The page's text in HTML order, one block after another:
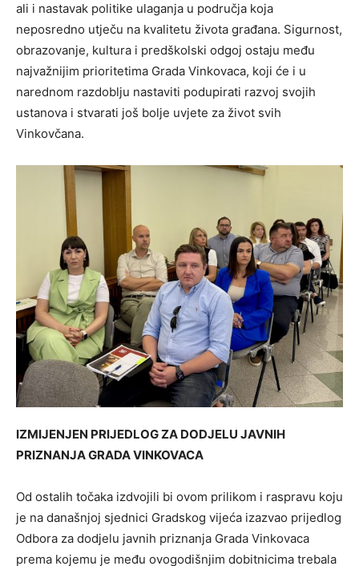
ali i nastavak politike ulaganja u područja koja
neposredno utječu na kvalitetu života građana. Sigurnost,
obrazovanje, kultura i predškolski odgoj ostaju među
najvažnijim prioritetima Grada Vinkovaca, koji će i u
narednom razdoblju nastaviti podupirati razvoj svojih
ustanova i stvarati još bolje uvjete za život svih
Vinkovčana.
IZMIJENJEN PRIJEDLOG ZA DODJELU JAVNIH
PRIZNANJA GRADA VINKOVACA
Od ostalih točaka izdvojili bi ovom prilikom i raspravu koju
je na današnjoj sjednici Gradskog vijeća izazvao prijedlog
Odbora za dodjelu javnih priznanja Grada Vinkovaca
prema kojemu je među ovogodišnjim dobitnicima trebala